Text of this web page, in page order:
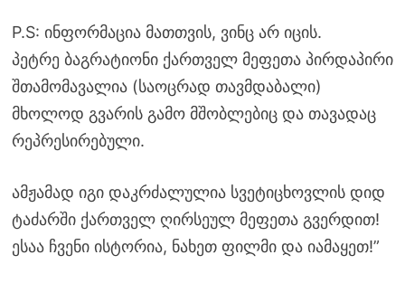
P.S: ინფორმაცია მათთვის, ვინც არ იცის.
პეტრე ბაგრატიონი ქართველ მეფეთა პირდაპირი
შთამომავალია (საოცრად თავმდაბალი)
მხოლოდ გვარის გამო მშობლებიც და თავადაც
რეპრესირებული.
ამჟამად იგი დაკრძალულია სვეტიცხოვლის დიდ
ტაძარში ქართველ ღირსეულ მეფეთა გვერდით!
ესაა ჩვენი ისტორია, ნახეთ ფილმი და იამაყეთ!”